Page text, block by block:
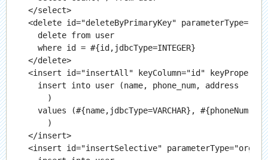
  </select>
<delete id="deleteByPrimaryKey"
    delete from user
    where id = #{id,jdbcType=INTEGER}
  </delete>
<insert id="insertAll" keyColumn="id"
    insert into user (name, phone_num, address
      )
values (#{name,jdbcType=VARCHAR},
      )
  </insert>
<insert id="insertSelective"